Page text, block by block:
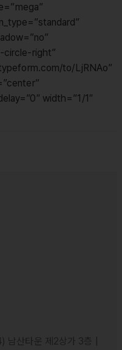
circle-right”
to/LjRNAo”
width=”1/1″
산타운 제2상가 3층 |